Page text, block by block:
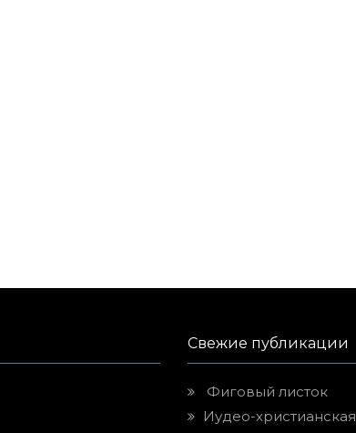
Свежие публикации
Фиговый листок
Иудео-христианская